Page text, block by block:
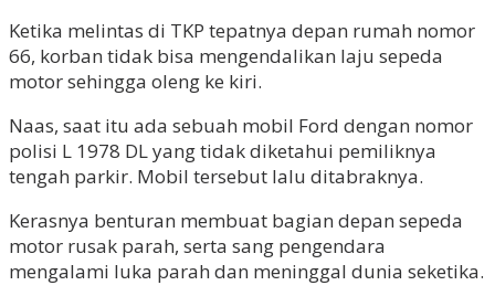
Ketika melintas di TKP tepatnya depan rumah nomor
66, korban tidak bisa mengendalikan laju sepeda
motor sehingga oleng ke kiri.
Naas, saat itu ada sebuah mobil Ford dengan nomor
polisi L 1978 DL yang tidak diketahui pemiliknya
tengah parkir. Mobil tersebut lalu ditabraknya.
Kerasnya benturan membuat bagian depan sepeda
motor rusak parah, serta sang pengendara
mengalami luka parah dan meninggal dunia seketika.